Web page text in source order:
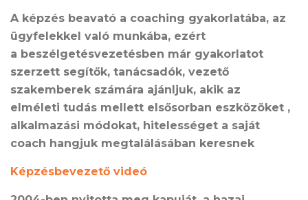
A képzés beavató a coaching gyakorlatába, az
ügyfelekkel való munkába, ezért
a beszélgetésvezetésben már gyakorlatot
szerzett segítők, tanácsadók, vezető
szakemberek számára ajánljuk, akik az
elméleti tudás mellett elsősorban eszközöket ,
alkalmazási módokat, hitelességet a saját
coach hangjuk megtalálásában keresnek
Képzésbevezető videó